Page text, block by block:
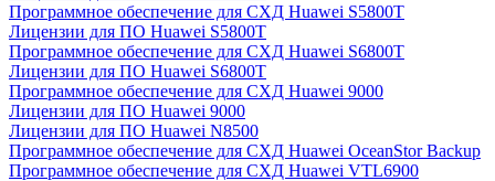
Программное обеспечение для СХД Huawei S5800T
Лицензии для ПО Huawei S5800T
Программное обеспечение для СХД Huawei S6800T
Лицензии для ПО Huawei S6800T
Программное обеспечение для СХД Huawei 9000
Лицензии для ПО Huawei 9000
Лицензии для ПО Huawei N8500
Программное обеспечение для СХД Huawei OceanStor Backup
Программное обеспечение для СХД Huawei VTL6900